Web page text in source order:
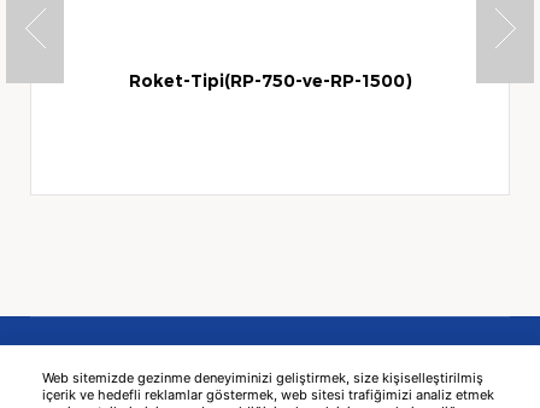
Web sitemizde gezinme deneyiminizi geliştirmek, size kişiselleştirilmiş
içerik ve hedefli reklamlar göstermek, web sitesi trafiğimizi analiz etmek
Roket-Tipi(RP-750-ve-RP-1500)